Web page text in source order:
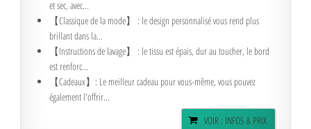
et sec, avec...
【Classique de la mode】 : le design personnalisé vous rend plus
brillant dans la...
【Instructions de lavage】 : le tissu est épais, dur au toucher, le bord
est renforc...
【Cadeaux】: Le meilleur cadeau pour vous-même, vous pouvez
également l'offrir...
VOIR : INFOS & PRIX